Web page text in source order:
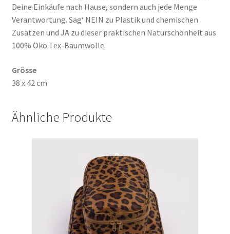
Deine Einkäufe nach Hause, sondern auch jede Menge
Verantwortung. Sag‘ NEIN zu Plastik und chemischen
Zusätzen und JA zu dieser praktischen Naturschönheit aus
100% Öko Tex-Baumwolle.
Grösse
38 x 42 cm
Ähnliche Produkte